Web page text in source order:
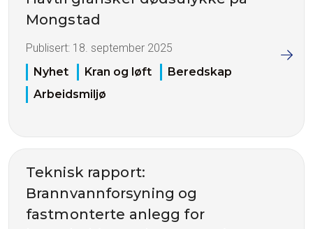
Mongstad
Publisert: 18. september 2025
Nyhet
Kran og løft
Beredskap
Arbeidsmiljø
Teknisk rapport:
Brannvannforsyning og
fastmonterte anlegg for